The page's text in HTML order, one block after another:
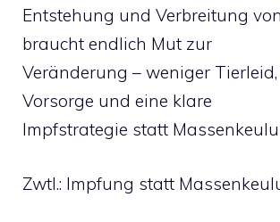
Entstehung und Verbreitung
braucht endlich Mut zur
Veränderung – weniger
Vorsorge und eine klare
Impfstrategie statt
Zwtl.: Impfung statt